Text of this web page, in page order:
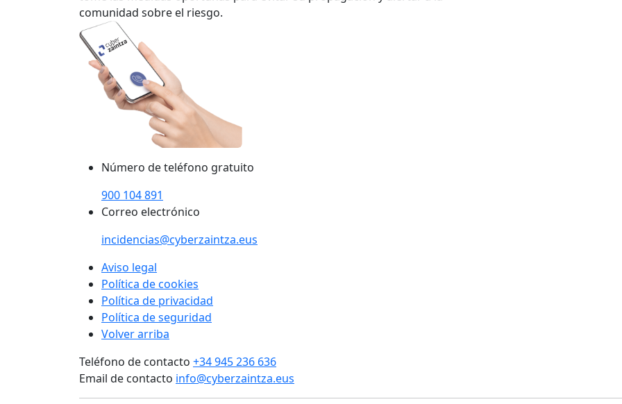
comunidad sobre el riesgo.
Número de teléfono gratuito
900 104 891
Correo electrónico
incidencias@cyberzaintza.eus
Aviso legal
Política de cookies
Política de privacidad
Política de seguridad
Volver arriba
Teléfono de contacto +34 945 236 636
Email de contacto info@cyberzaintza.eus